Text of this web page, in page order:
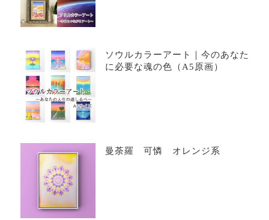
ソウルカラーアート｜今のあなた
に必要な魂の色（A5原画）
曼荼羅 可憐 オレンジ系